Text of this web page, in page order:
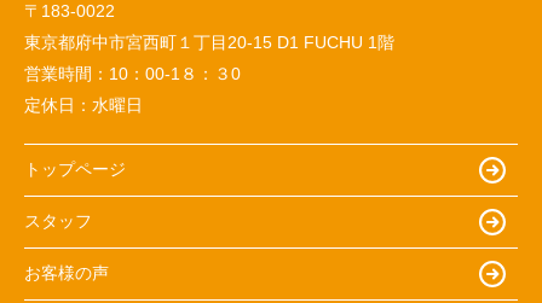
〒183-0022
東京都府中市宮西町１丁目20-15 D1 FUCHU 1階
営業時間： 10：00-1８：３0
定休日： 水曜日
トップページ
スタッフ
お客様の声